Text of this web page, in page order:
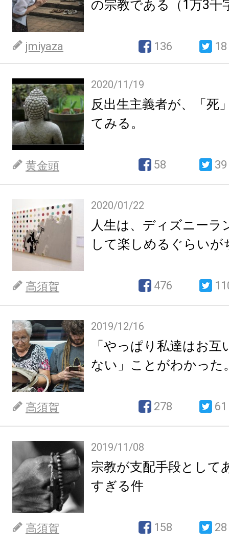
の宗教である（1万3千
jmiyaza 136 18
2020/11/19
反出生主義者が、「死
てみる。
黄金頭 58 39
2020/01/22
人生は、ディズニーラ
して楽しめるぐらいが
高須賀 476
2019/12/16
「やっぱり私達はお
ない」ことがわかった
高須賀 278 61
2019/11/08
宗教が支配手段として
すぎる件
高須賀 158 28